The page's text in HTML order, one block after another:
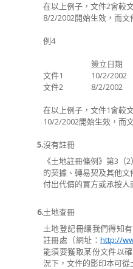
在以上例子，文件2會較
8/2/2002開始生效，而文
例4
簽立日期
文件1
10/2/2002
文件2
8/2/2002
在以上例子，文件1會較
10/2/2002開始生效，而
5.沒有註冊
《土地註冊條例》第3（2）
的契據、轉易契及其他
付出代價的買方或承按人
6.土地查冊
土地登記冊讓我們得知
註冊處（網址：http://
能須要獲取某份文件以
況下，文件的影印本可從